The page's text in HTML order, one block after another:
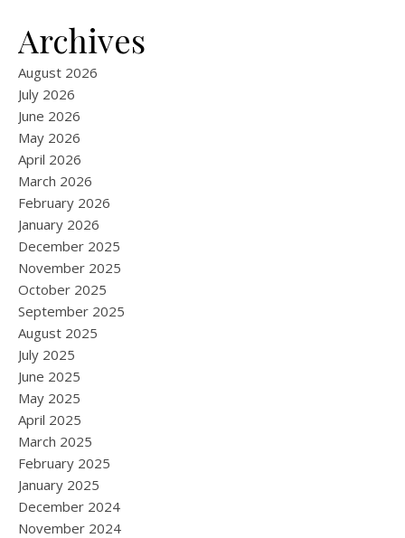
Archives
August 2026
July 2026
June 2026
May 2026
April 2026
March 2026
February 2026
January 2026
December 2025
November 2025
October 2025
September 2025
August 2025
July 2025
June 2025
May 2025
April 2025
March 2025
February 2025
January 2025
December 2024
November 2024